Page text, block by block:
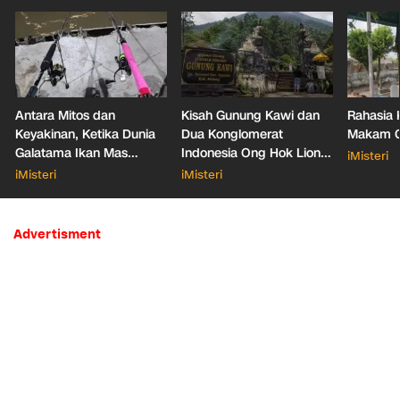
Antara Mitos dan
Keyakinan, Ketika Dunia
Galatama Ikan Mas
Bersentuhan dengan Hal
iMisteri
Kisah Gunung Kawi dan
Dua Konglomerat
Indonesia Ong Hok Liong
hingga Liem Sioe Liong
iMisteri
Rahasia
Makam
iMisteri
Advertisment